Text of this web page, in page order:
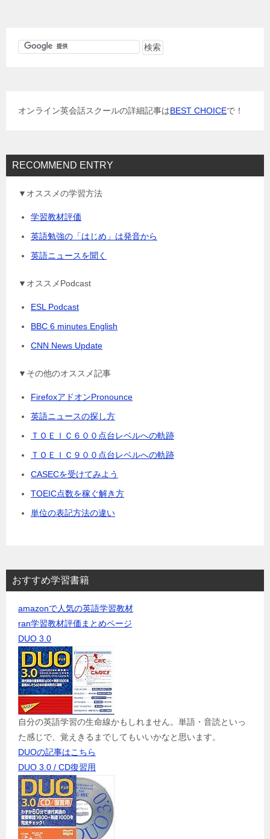
オンライン英会話スクールの詳細記事はBEST CHOICEで！
RECOMMEND ENTRY
▼オススメの学習方法
学習教材評価
英語勉強の「はじめ」は発音から
英語ニュースを聞く
▼オススメPodcast
ESL Podcast
BBC 6 minutes English
CNN News Update
▼その他のオススメ記事
FirefoxアドオンPronounce
英語ニュースの探し方
ＴＯＥＩＣ６００点台レベルへの軌跡
ＴＯＥＩＣ９００点台レベルへの軌跡
CASECを受けてみよう
TOEIC点数を稼ぐ解き方
単位の表記方法の違い
おすすめ学習書籍
amazonで人気の英語学習教材
ran学習教材評価まとめページ
DUO 3.0
自分の英語学習の生命線かもしれません。単語・音読といっ
た感じで、覚えきるまでしてもいいかなと思います。
DUOの記事はこちら
DUO 3.0 / CD復習用